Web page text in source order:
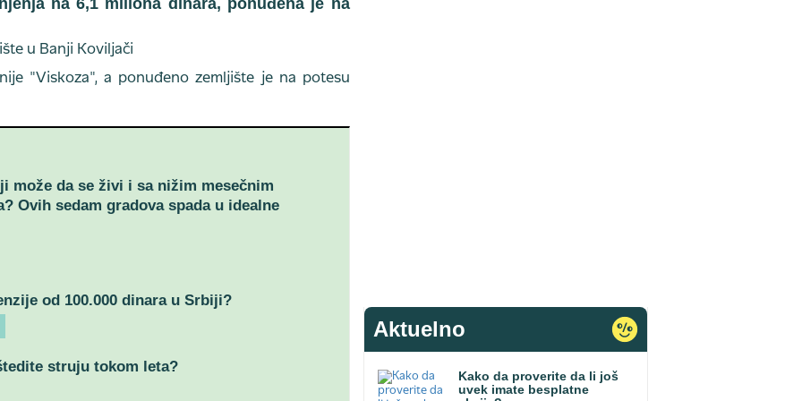
na 6,1 miliona dinara, ponuđena je na
"Viskoza", a ponuđeno zemljište je na potesu
može da se živi i sa nižim mesečnim
Ovih sedam gradova spada u idealne
od 100.000 dinara u Srbiji?
struju tokom leta?
Aktuelno
Kako da proverite da li još
uvek imate besplatne